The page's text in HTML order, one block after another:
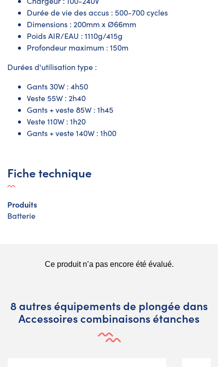
Durée de vie des accus : 500-700 cycles
Dimensions : 200mm x Ø66mm
Poids AIR/EAU : 1110g/415g
Profondeur maximum : 150m
Durées d'utilisation type :
Gants 30W : 4h50
Veste 55W : 2h40
Gants + veste 85W : 1h45
Veste 110W : 1h20
Gants + veste 140W : 1h00
Fiche technique
Produits
Batterie
8 autres équipements de plongée dans
Accessoires combinaisons étanches